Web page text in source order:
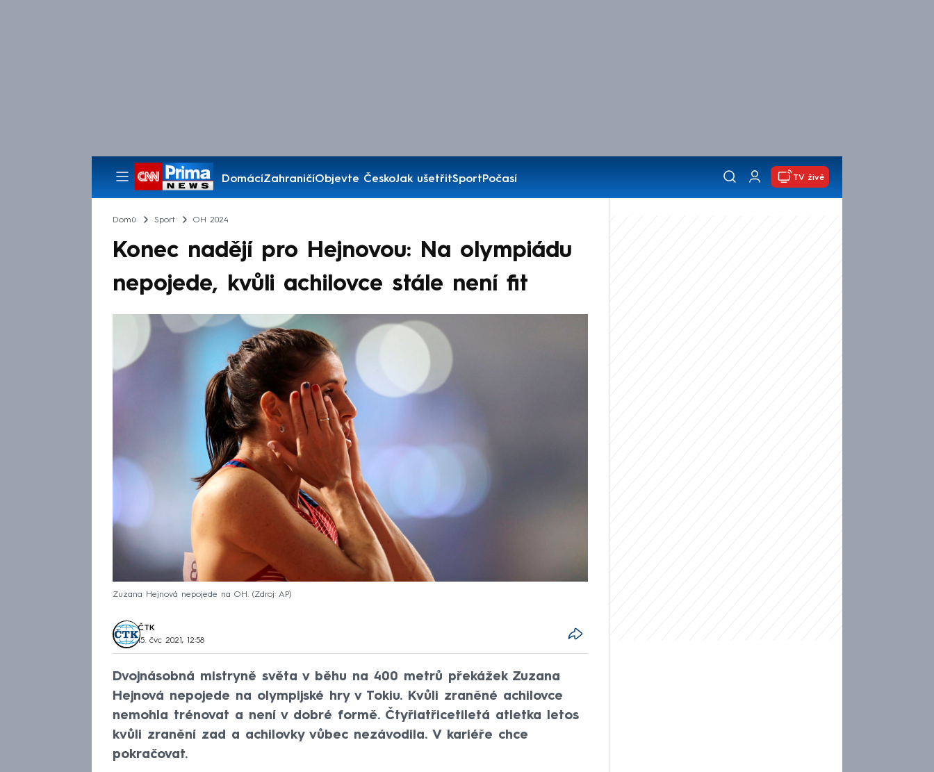
DomácíZahraničíObjevte ČeskoJak ušetřitSportPočasí
Pořady
TV živě
Domů Sport OH 2024
Konec nadějí pro Hejnovou: Na olympiádu
nepojede, kvůli achilovce stále není fit
Zuzana Hejnová nepojede na OH. Zdroj: AP
ČTK
15. čvc 2021, 12:58
Dvojnásobná mistryně světa v běhu na 400 metrů překážek Zuzana
Hejnová nepojede na olympijské hry v Tokiu. Kvůli zraněné achilovce
nemohla trénovat a není v dobré formě. Čtyřiatřicetiletá atletka letos
kvůli zranění zad a achilovky vůbec nezávodila. V kariéře chce
pokračovat.